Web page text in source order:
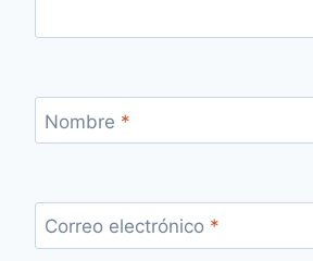
Nombre *
Correo electrónico *